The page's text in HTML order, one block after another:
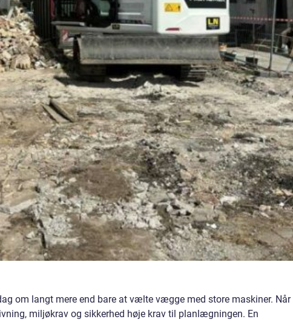
om langt mere end bare at vælte vægge med store maskiner. Når
miljøkrav og sikkerhed høje krav til planlægningen. En